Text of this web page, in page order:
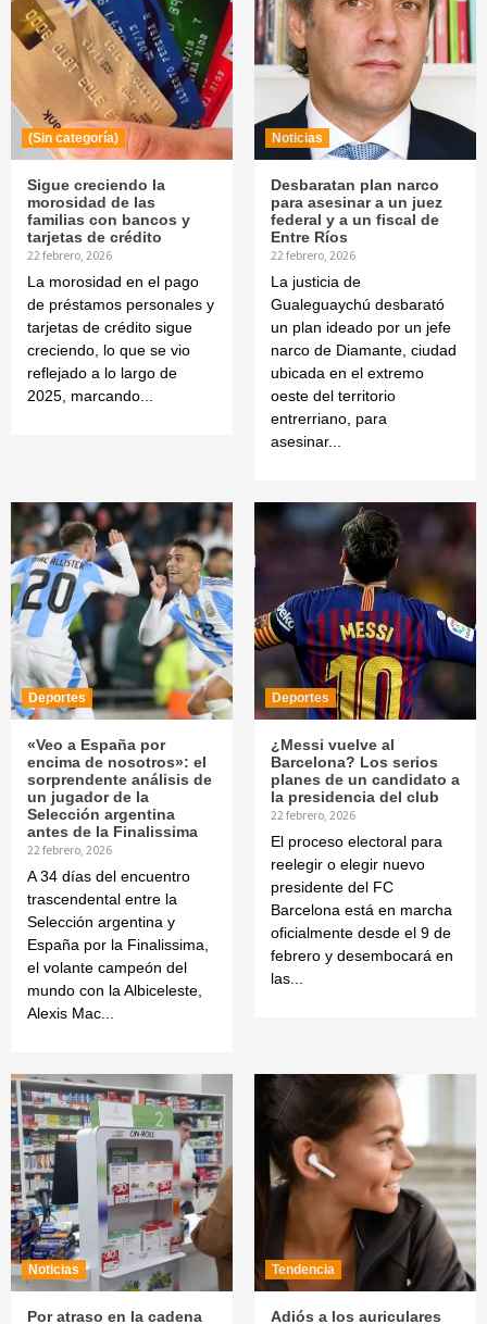
(Sin categoría)
Sigue creciendo la
morosidad de las
familias con bancos y
tarjetas de crédito
22 febrero, 2026
La morosidad en el pago
de préstamos personales y
tarjetas de crédito sigue
creciendo, lo que se vio
reflejado a lo largo de
2025, marcando...
Noticias
Desbaratan plan narco
para asesinar a un juez
federal y a un fiscal de
Entre Ríos
22 febrero, 2026
La justicia de
Gualeguaychú desbarató
un plan ideado por un jefe
narco de Diamante, ciudad
ubicada en el extremo
oeste del territorio
entrerriano, para
asesinar...
Deportes
«Veo a España por
encima de nosotros»: el
sorprendente análisis de
un jugador de la
Selección argentina
antes de la Finalissima
22 febrero, 2026
A 34 días del encuentro
trascendental entre la
Selección argentina y
España por la Finalissima,
el volante campeón del
mundo con la Albiceleste,
Alexis Mac...
Deportes
¿Messi vuelve al
Barcelona? Los serios
planes de un candidato a
la presidencia del club
22 febrero, 2026
El proceso electoral para
reelegir o elegir nuevo
presidente del FC
Barcelona está en marcha
oficialmente desde el 9 de
febrero y desembocará en
las...
Noticias
Por atraso en la cadena
Tendencia
Adiós a los auriculares